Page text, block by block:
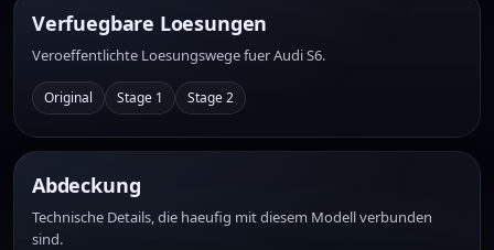
Verfuegbare Loesungen
Veroeffentlichte Loesungswege fuer Audi S6.
Original Stage 1 Stage 2
Abdeckung
Technische Details, die haeufig mit diesem Modell verbunden
sind.